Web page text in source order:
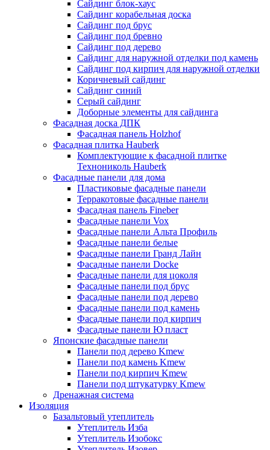
Сайдинг блок-хаус
Сайдинг корабельная доска
Сайдинг под брус
Сайдинг под бревно
Сайдинг под дерево
Сайдинг для наружной отделки под камень
Сайдинг под кирпич для наружной отделки
Коричневый сайдинг
Сайдинг синий
Серый сайдинг
Доборные элементы для сайдинга
Фасадная доска ДПК
Фасадная панель Holzhof
Фасадная плитка Hauberk
Комплектующие к фасадной плитке
Технониколь Hauberk
Фасадные панели для дома
Пластиковые фасадные панели
Терракотовые фасадные панели
Фасадная панель Fineber
Фасадные панели Vox
Фасадные панели Альта Профиль
Фасадные панели белые
Фасадные панели Гранд Лайн
Фасадные панели Docke
Фасадные панели для цоколя
Фасадные панели под брус
Фасадные панели под дерево
Фасадные панели под камень
Фасадные панели под кирпич
Фасадные панели Ю пласт
Японские фасадные панели
Панели под дерево Kmew
Панели под камень Kmew
Панели под кирпич Kmew
Панели под штукатурку Kmew
Дренажная система
Изоляция
Базальтовый утеплитель
Утеплитель Изба
Утеплитель Изобокс